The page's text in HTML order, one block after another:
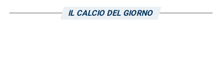
delCagliari. Per loro forza funzionale e
IL CALCIO DEL GIORNO